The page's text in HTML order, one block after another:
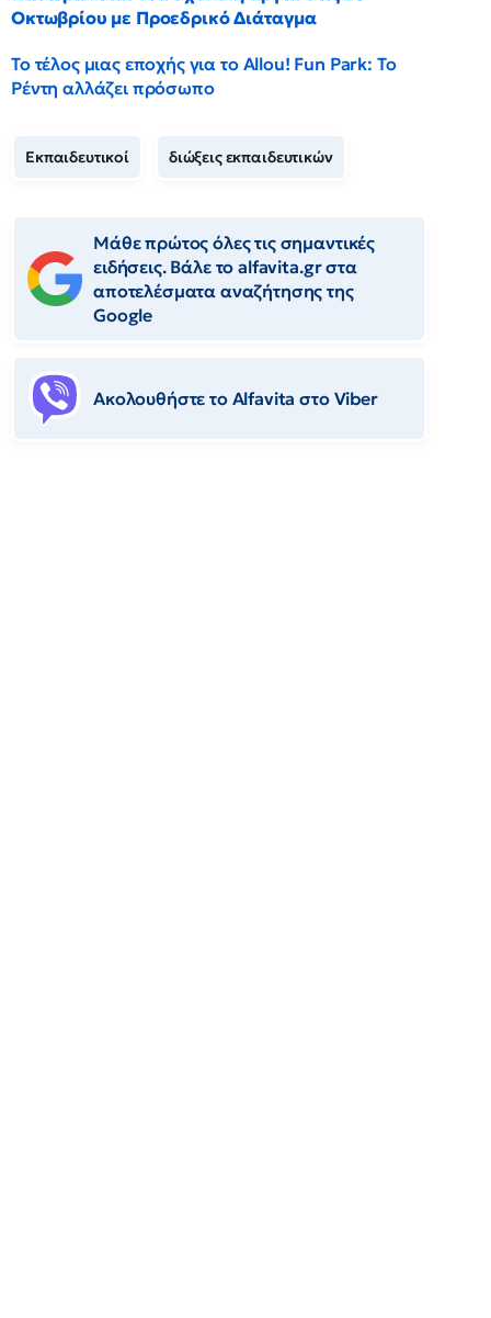
Οκτωβρίου με Προεδρικό Διάταγμα
Το τέλος μιας εποχής για το Allou! Fun Park: Το
Ρέντη αλλάζει πρόσωπο
Εκπαιδευτικοί διώξεις εκπαιδευτικών
Μάθε πρώτος όλες τις σημαντικές
ειδήσεις. Βάλε το alfavita.gr στα
αποτελέσματα αναζήτησης της
Google
Ακολουθήστε το Αlfavita στο Viber